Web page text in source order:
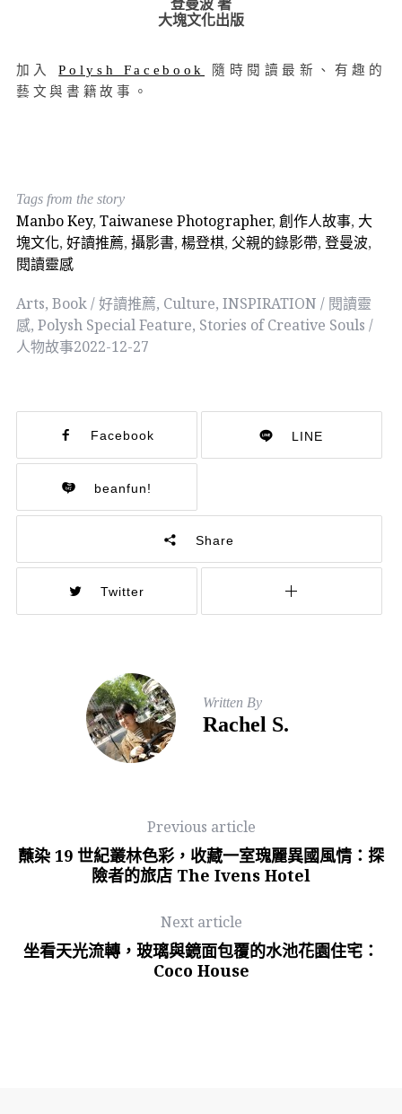
大塊文化出版
加入Polysh Facebook
隨時閱讀最新、有趣的
藝文與書籍故事。
Tags from the story
Manbo Key, Taiwanese Photographer, 創作人故事, 大
塊文化, 好讀推薦, 攝影書, 楊登棋, 父親的錄影帶, 登曼波,
閱讀靈感
Arts, Book / 好讀推薦, Culture, INSPIRATION / 閱讀靈
感, Polysh Special Feature, Stories of Creative Souls /
人物故事2022-12-27
Facebook LINE
beanfun!
Share
Twitter
Written By
Rachel S.
Previous article
蘸染 19 世紀叢林色彩，收藏一室瑰麗異國風情：探
險者的旅店 The Ivens Hotel
Next article
坐看天光流轉，玻璃與鏡面包覆的水池花園住宅：
Coco House